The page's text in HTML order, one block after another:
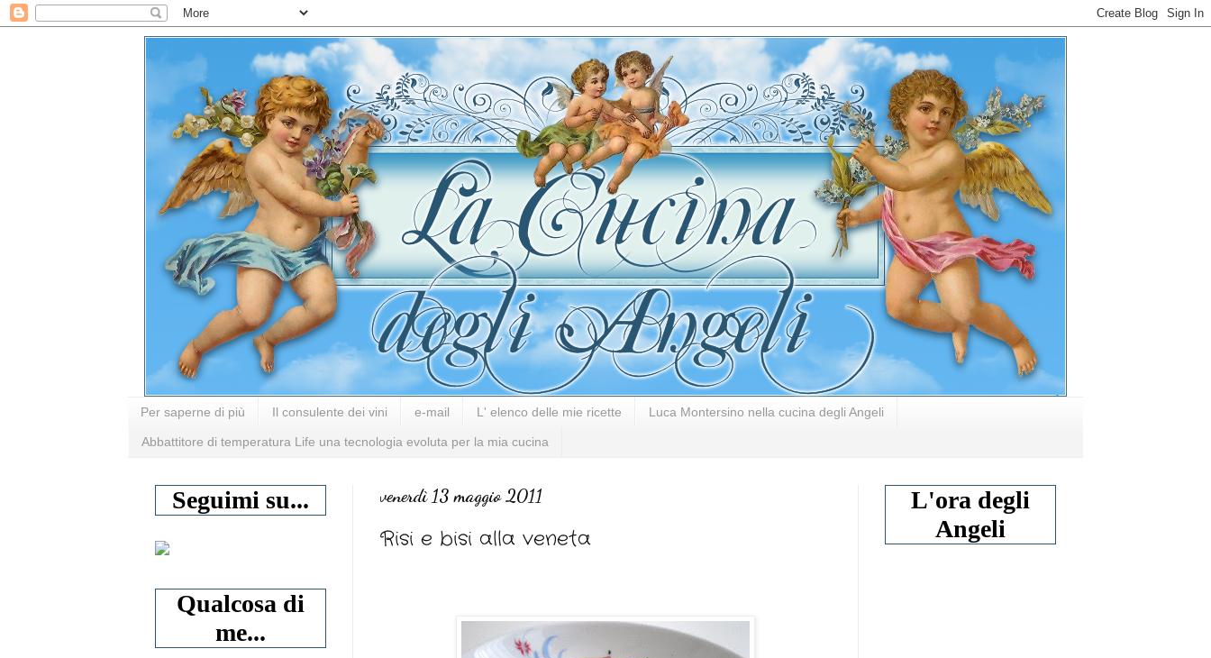
Per saperne di più Il consulente dei vini e-mail L' elenco delle mie ricette Luca Montersino nella cucina degli Angeli
Abbattitore di temperatura Life una tecnologia evoluta per la mia cucina
venerdì 13 maggio 2011
Risi e bisi alla veneta
Seguimi su...
Qualcosa di
me...
L'ora degli
Angeli